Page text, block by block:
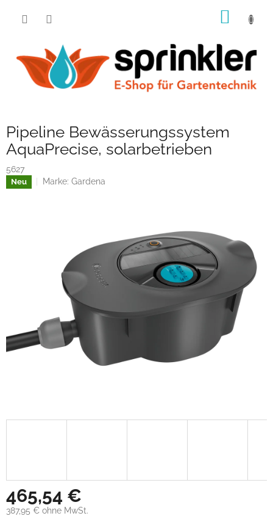
Pipeline Bewässerungssystem
AquaPrecise, solarbetrieben
5627
Neu Marke: Gardena
465,54 €
387,95 € ohne MwSt.